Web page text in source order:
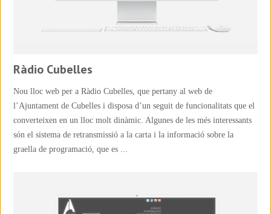
Ràdio Cubelles
Nou lloc web per a Ràdio Cubelles, que pertany al web de
l’Ajuntament de Cubelles i disposa d’un seguit de funcionalitats que el
converteixen en un lloc molt dinàmic. Algunes de les més interessants
són el sistema de retransmissió a la carta i la informació sobre la
graella de programació, que es ...